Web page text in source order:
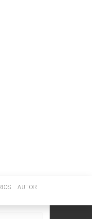
AUTOR